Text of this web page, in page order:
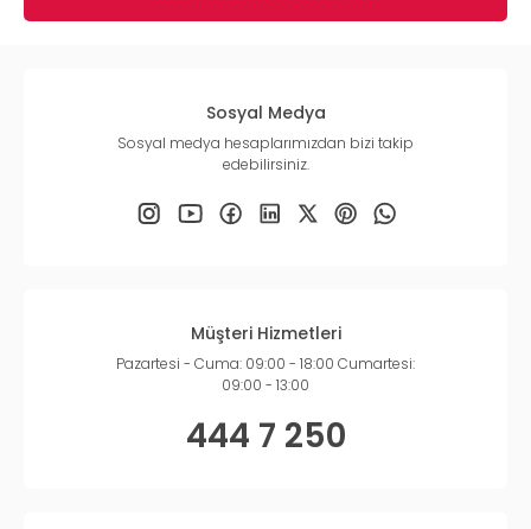
Sosyal Medya
Sosyal medya hesaplarımızdan bizi takip
edebilirsiniz.
Müşteri Hizmetleri
Pazartesi - Cuma: 09:00 - 18:00 Cumartesi:
09:00 - 13:00
444 7 250